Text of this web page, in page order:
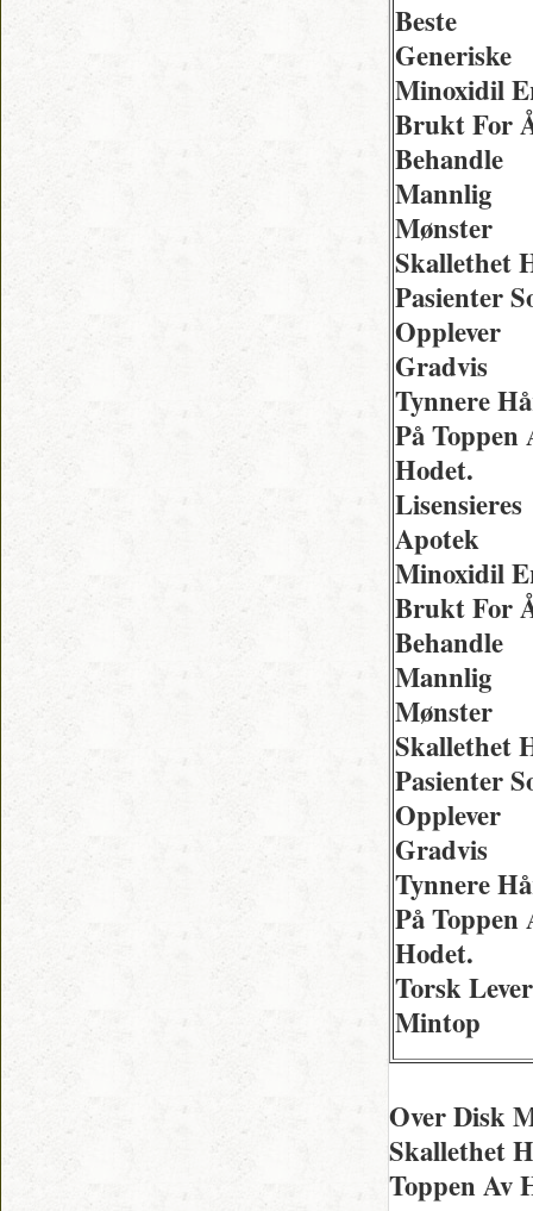
Beste
Generiske
Minoxidil
Brukt For
Behandle
Mannlig
Mønster
Skallethet
Pasienter
Opplever
Gradvis
Tynnere
På Toppen
Hodet.
Lisensieres
Apotek
Minoxidil
Brukt For
Behandle
Mannlig
Mønster
Skallethet
Pasienter
Opplever
Gradvis
Tynnere
På Toppen
Hodet.
Torsk
Mintop
Over Disk
Skallethet
Toppen Av